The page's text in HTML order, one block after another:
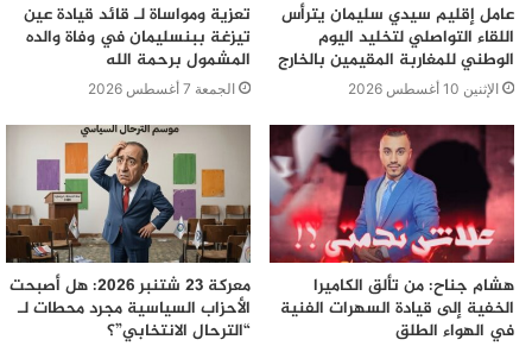
عامل إقليم سيدي سليمان يترأس
اللقاء التواصلي لتخليد اليوم
الوطني للمغاربة المقيمين بالخارج
الإثنين 10 أغسطس 2026
تعزية ومواساة لـ قائد قيادة عين
تيزغة ببنسليمان في وفاة والده
المشمول برحمة الله
الجمعة 7 أغسطس 2026
هشام جناح: من تألق الكاميرا
الخفية إلى قيادة السهرات الفنية
في الهواء الطلق
معركة 23 شتنبر 2026: هل أصبحت
الأحزاب السياسية مجرد محطات لـ
“الترحال الانتخابي”؟